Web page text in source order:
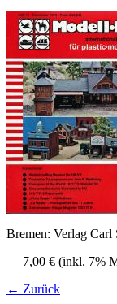
Bremen: Verlag Carl
7,00 € (inkl. 7%
← Zurück